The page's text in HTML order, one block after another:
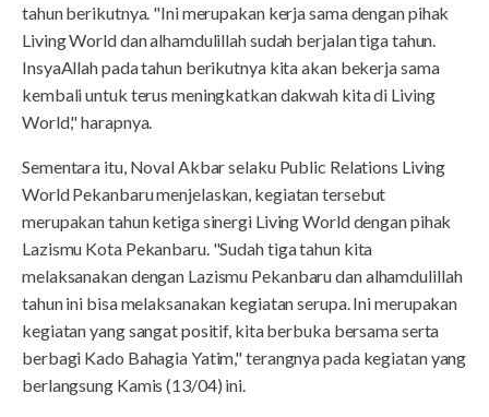
tahun berikutnya. "Ini merupakan kerja sama dengan pihak
Living World dan alhamdulillah sudah berjalan tiga tahun.
InsyaAllah pada tahun berikutnya kita akan bekerja sama
kembali untuk terus meningkatkan dakwah kita di Living
World," harapnya.
Sementara itu, Noval Akbar selaku Public Relations Living
World Pekanbaru menjelaskan, kegiatan tersebut
merupakan tahun ketiga sinergi Living World dengan pihak
Lazismu Kota Pekanbaru. "Sudah tiga tahun kita
melaksanakan dengan Lazismu Pekanbaru dan alhamdulillah
tahun ini bisa melaksanakan kegiatan serupa. Ini merupakan
kegiatan yang sangat positif, kita berbuka bersama serta
berbagi Kado Bahagia Yatim," terangnya pada kegiatan yang
berlangsung Kamis (13/04) ini.